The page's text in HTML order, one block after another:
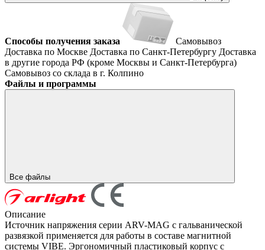
Способы получения заказа
Самовывоз
Доставка по Москве Доставка по Санкт-Петербургу Доставка
в другие города РФ (кроме Москвы и Санкт-Петербурга)
Самовывоз со склада в г. Колпино
Файлы и программы
Все файлы
Описание
Источник напряжения серии ARV-MAG с гальванической
развязкой применяется для работы в составе магнитной
системы VIBE. Эргономичный пластиковый корпус с